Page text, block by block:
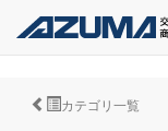
カテゴリ一覧